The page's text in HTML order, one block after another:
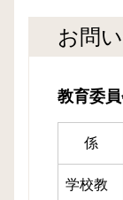
お問
教育委
係
学校教